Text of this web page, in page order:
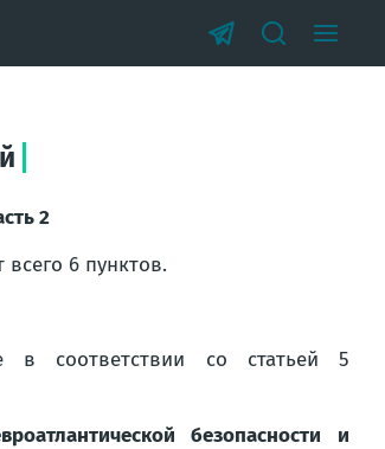
2
6 пунктов.
в соответствии со статьей 5
безопасности и